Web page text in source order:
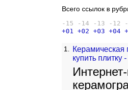
Всего ссылок в
-15 -14 -13 -12
+01 +02 +03 +04
1.
Керамическая
купить плитку